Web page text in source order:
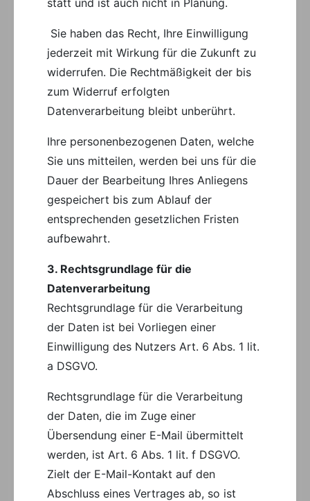
Sie haben das Recht, Ihre Einwilligung
jederzeit mit Wirkung für die Zukunft zu
widerrufen. Die Rechtmäßigkeit der bis
zum Widerruf erfolgten
Datenverarbeitung bleibt unberührt.
Ihre personenbezogenen Daten, welche
Sie uns mitteilen, werden bei uns für die
Dauer der Bearbeitung Ihres Anliegens
gespeichert bis zum Ablauf der
entsprechenden gesetzlichen Fristen
aufbewahrt.
3. Rechtsgrundlage für die
Datenverarbeitung
Rechtsgrundlage für die Verarbeitung
der Daten ist bei Vorliegen einer
Einwilligung des Nutzers Art. 6 Abs. 1 lit.
a DSGVO.
Rechtsgrundlage für die Verarbeitung
der Daten, die im Zuge einer
Übersendung einer E-Mail übermittelt
werden, ist Art. 6 Abs. 1 lit. f DSGVO.
Zielt der E-Mail-Kontakt auf den
Abschluss eines Vertrages ab, so ist